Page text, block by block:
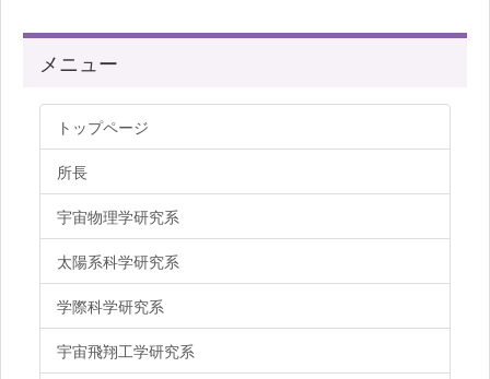
メニュー
トップページ
所長
宇宙物理学研究系
太陽系科学研究系
学際科学研究系
宇宙飛翔工学研究系